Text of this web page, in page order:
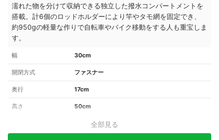
濡れた物を分けて収納できる独立した撥水コンパートメントを
搭載。計6個のロッドホルダーにより竿やタモ網を固定でき、
約950gの軽量な作りで自転車やバイク移動をする人も重宝しま
す。
幅 30cm
開閉方式 ファスナー
奥行 17cm
高さ 50cm
全部見る